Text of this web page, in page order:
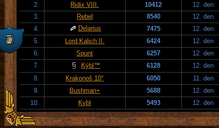
2.
Ridix VIII. 10412
12. den
3.
Rebel 8540
12. den
4.
Delarius 7475
12. den
5.
Lord Kalich II. 6424
12. den
6.
Spunt 6257
12. den
7.
Kýbl™ 6128
12. den
8.
Krakonoš 10° 6050
11. den
9.
Bushman+ 5688
12. den
10.
Kybl 5493 12. den